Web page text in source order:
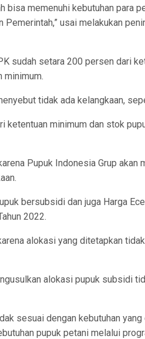
memenuhi kebutuhan para
usai melakukan
sudah setara 200 persen dari
minimum.
tidak ada kelangkaan,
ketentuan minimum dan stok
Pupuk Indonesia Grup
bersubsidi dan juga Harga
2022.
alokasi yang ditetapkan
alokasi pupuk subsidi
sesuai dengan kebutuhan
pupuk petani melalui